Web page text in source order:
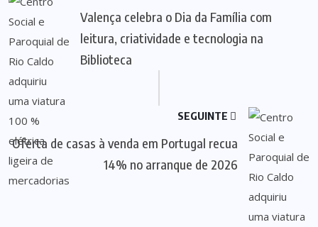
Valença celebra o Dia da Família com
leitura, criatividade e tecnologia na
Biblioteca
SEGUINTE
Oferta de casas à venda em Portugal recua
14% no arranque de 2026